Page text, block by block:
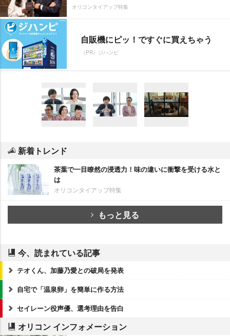
オリコンタイアップ特集
自販機にピッ！ですぐに買えちゃう
（PR）ジハンピ
新着トレンド
茶葉で一目瞭然の浸透力！味の違いに衝撃を受ける水と
は
オリコンタイアップ特集
もっと見る
今、読まれている記事
テオくん、加藤乃愛との破局を発表
自宅で「温泉卵」を簡単に作る方法
セイレーン役声優、選考理由を告白
オリコン インフォメーション